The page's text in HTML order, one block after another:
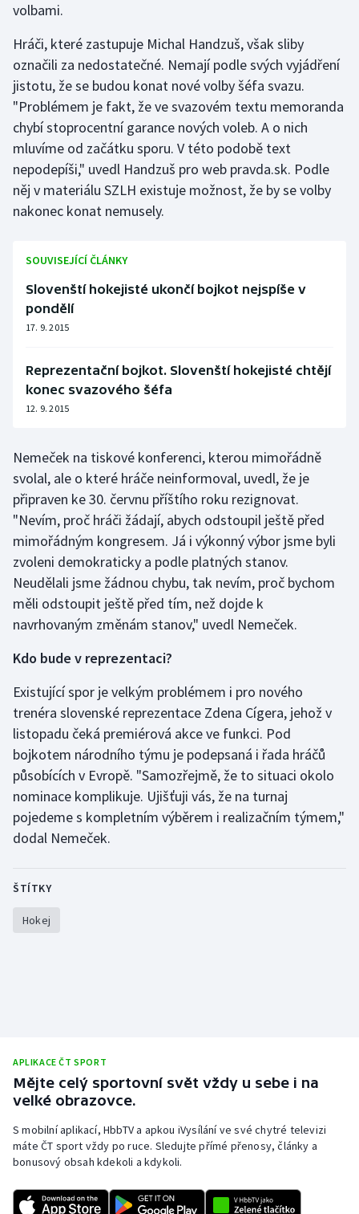
Krasobruslení
Lezení
Lyže a snowboard
Moderní pětiboj
Motorsport
Olympijské hry
Plážový volejbal
Rychlobruslení
Short track
Sportovní střelba
Stolní tenis
Triatlon
Veslování
Vodní slalom
Volejbal
Ostatní
volbami.
Hráči, které zastupuje Michal Handzuš, však sliby
označili za nedostatečné. Nemají podle svých vyjádření
jistotu, že se budou konat nové volby šéfa svazu.
"Problémem je fakt, že ve svazovém textu memoranda
chybí stoprocentní garance nových voleb. A o nich
mluvíme od začátku sporu. V této podobě text
nepodepíši," uvedl Handzuš pro web pravda.sk. Podle
něj v materiálu SZLH existuje možnost, že by se volby
nakonec konat nemusely.
SOUVISEJÍCÍ ČLÁNKY
Slovenští hokejisté ukončí bojkot nejspíše v
pondělí
17. 9. 2015
Reprezentační bojkot. Slovenští hokejisté chtějí
konec svazového šéfa
12. 9. 2015
Nemeček na tiskové konferenci, kterou mimořádně
svolal, ale o které hráče neinformoval, uvedl, že je
připraven ke 30. červnu příštího roku rezignovat.
"Nevím, proč hráči žádají, abych odstoupil ještě před
mimořádným kongresem. Já i výkonný výbor jsme byli
zvoleni demokraticky a podle platných stanov.
Neudělali jsme žádnou chybu, tak nevím, proč bychom
měli odstoupit ještě před tím, než dojde k
navrhovaným změnám stanov," uvedl Nemeček.
Kdo bude v reprezentaci?
Existující spor je velkým problémem i pro nového
trenéra slovenské reprezentace Zdena Cígera, jehož v
listopadu čeká premiérová akce ve funkci. Pod
bojkotem národního týmu je podepsaná i řada hráčů
působících v Evropě. "Samozřejmě, že to situaci okolo
nominace komplikuje. Ujišťuji vás, že na turnaj
pojedeme s kompletním výběrem i realizačním týmem,"
dodal Nemeček.
ŠTÍTKY
Hokej
APLIKACE ČT SPORT
Mějte celý sportovní svět vždy u sebe i na
velké obrazovce.
S mobilní aplikací, HbbTV a apkou iVysílání ve své chytré televizi
máte ČT sport vždy po ruce. Sledujte přímé přenosy, články a
bonusový obsah kdekoli a kdykoli.